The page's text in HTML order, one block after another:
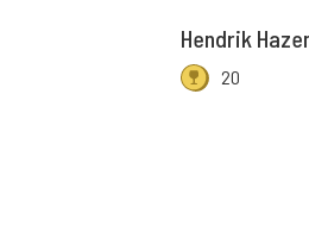
Hendrik
20